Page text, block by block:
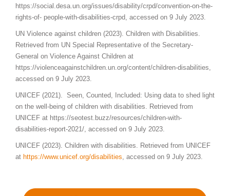
https://social.desa.un.org/issues/disability/crpd/convention-on-the-
rights-of- people-with-disabilities-crpd, accessed on 9 July 2023.
UN Violence against children (2023). Children with Disabilities.
Retrieved from UN Special Representative of the Secretary-
General on Violence Against Children at
https://violenceagainstchildren.un.org/content/children-disabilities,
accessed on 9 July 2023.
UNICEF (2021). Seen, Counted, Included: Using data to shed light
on the well-being of children with disabilities. Retrieved from
UNICEF at https://seotest.buzz/resources/children-with-
disabilities-report-2021/, accessed on 9 July 2023.
UNICEF (2023). Children with disabilities. Retrieved from UNICEF
at https://www.unicef.org/disabilities, accessed on 9 July 2023.